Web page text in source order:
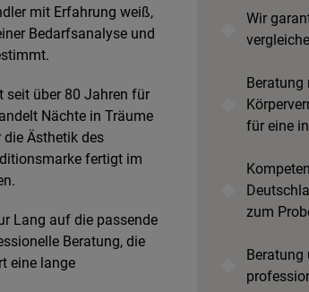
mit Erfahrung weiß,
Bedarfsanalyse und
seit über 80 Jahren für
Nächte in Träume
Ästhetik des
fertigt im
Lang auf die passende
Beratung, die
eine lange
Wir
für eine
zum